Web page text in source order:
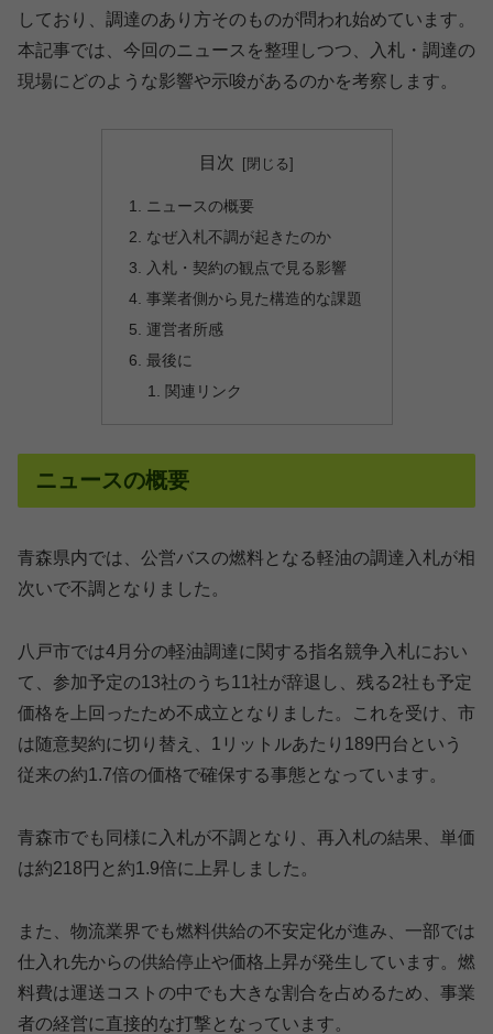
しており、調達のあり方そのものが問われ始めています。
本記事では、今回のニュースを整理しつつ、入札・調達の
現場にどのような影響や示唆があるのかを考察します。
目次
ニュースの概要
なぜ入札不調が起きたのか
入札・契約の観点で見る影響
事業者側から見た構造的な課題
運営者所感
最後に
関連リンク
ニュースの概要
青森県内では、公営バスの燃料となる軽油の調達入札が相
次いで不調となりました。
八戸市では4月分の軽油調達に関する指名競争入札におい
て、参加予定の13社のうち11社が辞退し、残る2社も予定
価格を上回ったため不成立となりました。これを受け、市
は随意契約に切り替え、1リットルあたり189円台という
従来の約1.7倍の価格で確保する事態となっています。
青森市でも同様に入札が不調となり、再入札の結果、単価
は約218円と約1.9倍に上昇しました。
また、物流業界でも燃料供給の不安定化が進み、一部では
仕入れ先からの供給停止や価格上昇が発生しています。燃
料費は運送コストの中でも大きな割合を占めるため、事業
者の経営に直接的な打撃となっています。